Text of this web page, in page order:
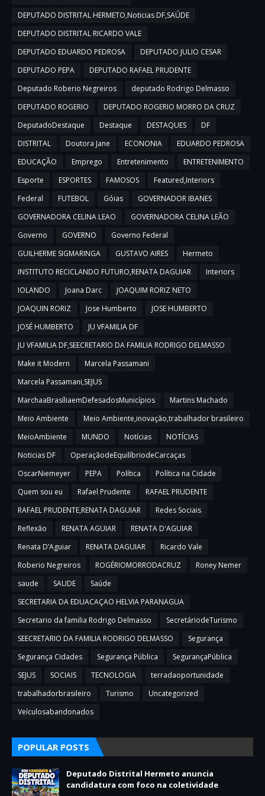
DEPUTADO DISTRITAL HERMETO,Noticias DF,SAÚDE
DEPUTADO DISTRITAL RICARDO VALE
DEPUTADO EDUARDO PEDROSA
DEPUTADO JULIO CESAR
DEPUTADO PEPA
DEPUTADO RAFAEL PRUDENTE
Deputado Roberio Negreiros
deputado Rodrigo Delmasso
DEPUTADO ROGERIO
DEPUTADO ROGERIO MORRO DA CRUZ
DeputadoDestaque
Destaque DESTAQUES
DF
DISTRITAL
Doutora Jane ECONONIA
EDUARDO PEDROSA
EDUCAÇÃO
Emprego Entretenimento
ENTRETENIMENTO
Esporte
ESPORTES FAMOSOS
Featured,Interiors
Federal
FUTEBOL Góias
GOVERNADOR IBANES
GOVERNADORA CELINA LEAO
GOVERNADORA CELINA LEÃO
Governo
GOVERNO
Governo Federal
GUILHERME SIGMARINGA
GUSTAVO AIRES
Hermeto
INSTITUTO RECICLANDO FUTURO,RENATA DAGUIAR
Interiors
IOLANDO
Joana Darc
JOAQUIM RORIZ NETO
JOAQUIN RORIZ
Jose Humberto
JOSE HUMBERTO
JOSÉ HUMBERTO
JU VFAMILIA DF
JU VFAMILIA DF,SEECRETARIO DA FAMILIA RODRIGO DELMASSO
Make it Modern
Marcela Passamani
Marcela Passamani,SEJUS
MarchaaBrasíliaemDefesadosMunicípios
Martins Machado
Meio Ambiente
Meio Ambiente,inovação,trabalhador brasileiro
MeioAmbiente
MUNDO Notícias
NOTÍCIAS
Noticias DF
OperaçãodeEquilíbriodeCarcaças
OscarNiemeyer
PEPA Política
Política na Cidade
Quem sou eu
Rafael Prudente
RAFAEL PRUDENTE
RAFAEL PRUDENTE,RENATA DAGUIAR
Redes Sociais
Reflexão
RENATA AGUIAR
RENATA D'AGUIAR
Renata D’Aguiar
RENATA DAGUIAR
Ricardo Vale
Roberio Negreiros
ROGÉRIOMORRODACRUZ
Roney Nemer
saude
SAUDE
Saúde
SECRETARIA DA EDUACAÇAO HELVIA PARANAGUA
Secretario da familia Rodrigo Delmasso
SecretáriodeTurismo
SEECRETARIO DA FAMILIA RODRIGO DELMASSO
Segurança
Segurança Cidades
Segurança Pública
SegurançaPública
SEJUS
SOCIAIS TECNOLOGIA
terradaoportunidade
trabalhadorbrasileiro
Turismo
Uncategorized
Veículosabandonados
POPULAR POSTS
Deputado Distrital Hermeto anuncia
candidatura com foco na coletividade